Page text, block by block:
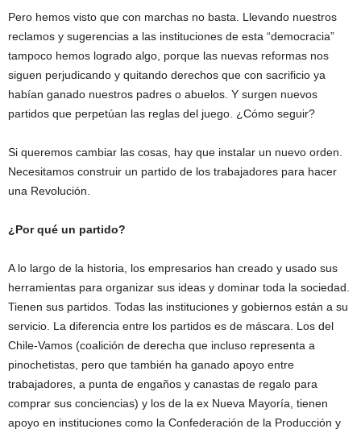
Pero hemos visto que con marchas no basta. Llevando nuestros
reclamos y sugerencias a las instituciones de esta “democracia”
tampoco hemos logrado algo, porque las nuevas reformas nos
siguen perjudicando y quitando derechos que con sacrificio ya
habían ganado nuestros padres o abuelos. Y surgen nuevos
partidos que perpetúan las reglas del juego. ¿Cómo seguir?
Si queremos cambiar las cosas, hay que instalar un nuevo orden.
Necesitamos construir un partido de los trabajadores para hacer
una Revolución.
¿Por qué un partido?
A lo largo de la historia, los empresarios han creado y usado sus
herramientas para organizar sus ideas y dominar toda la sociedad.
Tienen sus partidos. Todas las instituciones y gobiernos están a su
servicio. La diferencia entre los partidos es de máscara. Los del
Chile-Vamos (coalición de derecha que incluso representa a
pinochetistas, pero que también ha ganado apoyo entre
trabajadores, a punta de engaños y canastas de regalo para
comprar sus conciencias) y los de la ex Nueva Mayoría, tienen
apoyo en instituciones como la Confederación de la Producción y